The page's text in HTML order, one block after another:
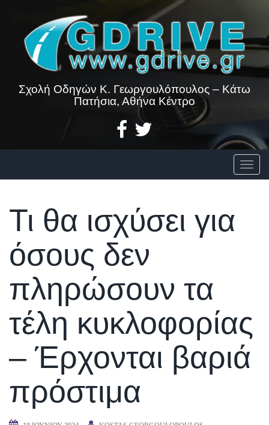
content
Σχολή Οδηγών Κ. Γεωργουλόπουλος – Κάτω
Πατήσια, Αθήνα Κέντρο
Τι θα ισχύσει για
όσους δεν
πληρώσουν τα
τέλη κυκλοφορίας
– Έρχονται βαριά
πρόστιμα